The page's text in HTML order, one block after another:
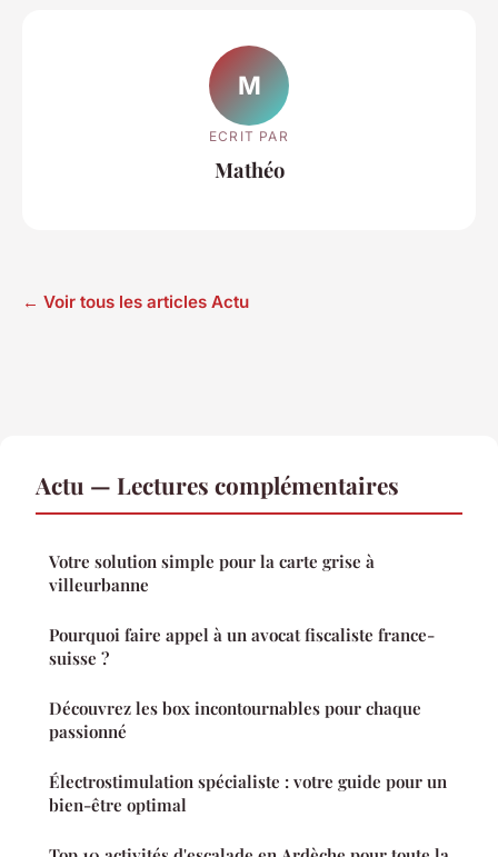
M
ECRIT PAR
Mathéo
← Voir tous les articles Actu
Actu — Lectures complémentaires
Votre solution simple pour la carte grise à
villeurbanne
Pourquoi faire appel à un avocat fiscaliste france-
suisse ?
Découvrez les box incontournables pour chaque
passionné
Électrostimulation spécialiste : votre guide pour un
bien-être optimal